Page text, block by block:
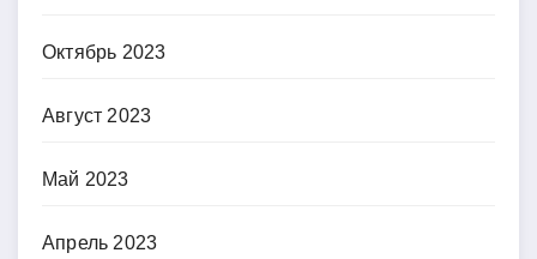
Октябрь 2023
Август 2023
Май 2023
Апрель 2023